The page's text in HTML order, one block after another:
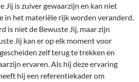
Jij is zuiver gewaarzijn en kan niet
in het materiële rijk worden veranderd.
is niet de Bewuste Jij, maar zijn
Jij kan er op elk moment voor
zelf terug te trekken en
ervaren. Als hij deze ervaring
hij een referentiekader om